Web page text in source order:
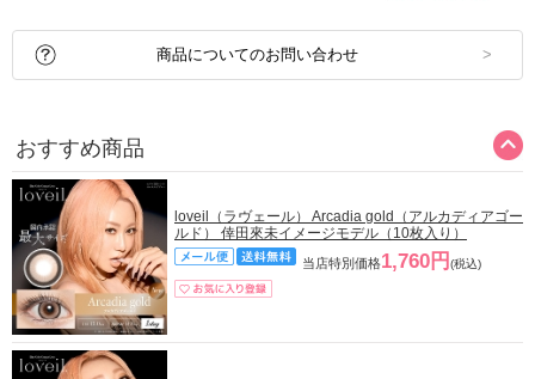
商品についてのお問い合わせ
おすすめ商品
loveil（ラヴェール） Arcadia gold（アルカディアゴー
ルド） 倖田來未イメージモデル（10枚入り）
当店特別価格1,760円 (税込)